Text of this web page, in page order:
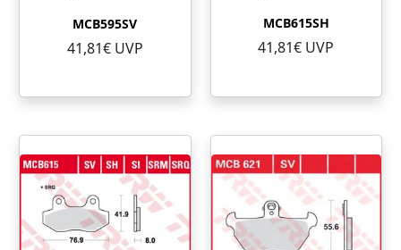
MCB595SV
41,81€ UVP
MCB615SH
41,81€ UVP